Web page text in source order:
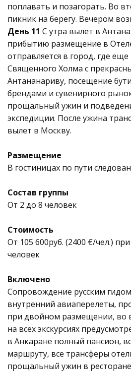
поплавать и позагорать. Во
пикник на берегу. Вечером
День 11 С утра вылет в
прибытию размещение в
отправляется в город, где
Священного Холма с
Антананариву, посещение
брендами и сувенирного
прощальный ужин и
экспедиции. После ужина
вылет в Москву.
Размещение
В гостиницах по пути
Состав группы
От 2 до 8 человек
Стоимость
От 105 600руб. (2400 €/чел.)
человек
Включено
Сопровождение русским
внутренний авиаперелеты,
при двойном размещении, во
на всех экскурсиях
в Анкаране полный пансион,
маршруту, все трансферы
прощальный ужин в